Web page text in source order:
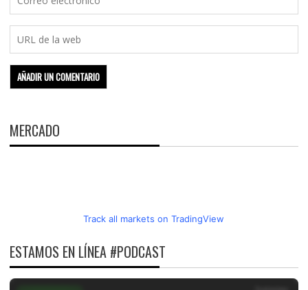
MERCADO
Track all markets on TradingView
ESTAMOS EN LÍNEA #PODCAST